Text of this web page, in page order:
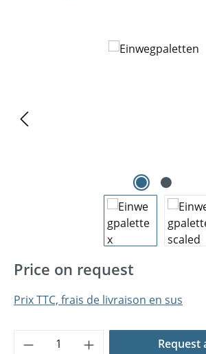
Ignorer la galerie d'images
Price on request
Prix TTC, frais de livraison en sus
Quantité de produit :Request